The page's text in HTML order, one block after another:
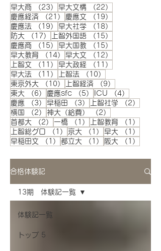
早大商 （23） 23件の記事
早大文構 （22）
慶應経済
（21） 21件の記事
慶應文 （19）
慶應法
（19） 19件の記事
早大社学 （18）
防大
（17） 17件の記事
上智外国語 （15）
慶應商
（15） 15件の記事
早大国教 （15）
早大教育
（14） 14件の記事
早大文 （12）
上智文
（11） 11件の記事
早大政経 （11）
早大法
（11） 11件の記事
上智法 （10）
東京外大
（10） 10件の記事
上智経済 （9）
東大
（6） 6件の記事
慶應sfc （5） 5件の記事
ICU （4）
慶應
（3） 3件の記事
早稲田 （3） 3件の記事
上智社学 （2）
横国
（2） 2件の記事
神大（給費） （2）
首都大
（2） 2件の記事
一橋 （1） 1件の記事
上智教育 （1）
上智総グロ
（1） 1件の記事
京大 （1） 1件の記事
早大 （1）
早稲田文
（1） 1件の記事
都立大 （1） 1件の記事
阪大 （1）
合格体験記
体験記一覧
トップ 5
13期 体験記一覧